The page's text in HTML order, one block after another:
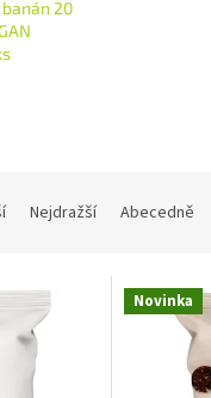
20
Nejdražší Abecedně
Novinka